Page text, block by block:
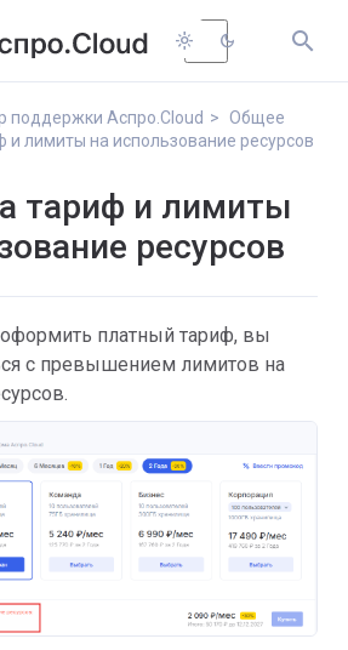
light_mode dark_mode 
поддержки Аспро.Cloud
Общее
и лимиты на использование ресурсов
тариф и лимиты
ресурсов
платный тариф, вы
с превышением лимитов на